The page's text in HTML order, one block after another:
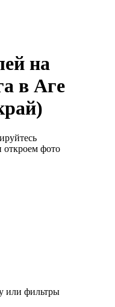
на
в Аге
откроем фото
или фильтры